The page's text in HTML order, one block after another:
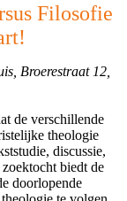
Filosofie
Broerestraat 12,
de verschillende
theologie
discussie,
biedt de
doorlopende